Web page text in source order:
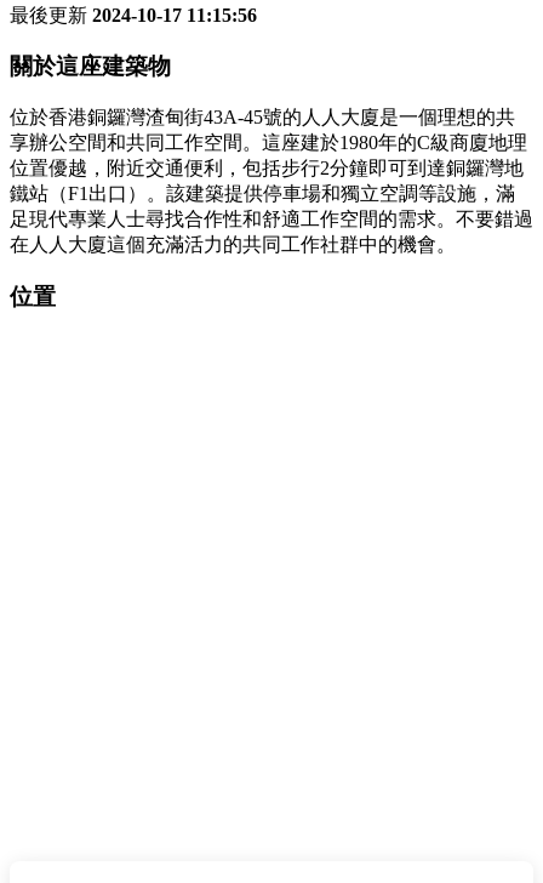
最後更新 2024-10-17 11:15:56
關於這座建築物
位於香港銅鑼灣渣甸街43A-45號的人人大廈是一個理想的共
享辦公空間和共同工作空間。這座建於1980年的C級商廈地理
位置優越，附近交通便利，包括步行2分鐘即可到達銅鑼灣地
鐵站（F1出口）。該建築提供停車場和獨立空調等設施，滿
足現代專業人士尋找合作性和舒適工作空間的需求。不要錯過
在人人大廈這個充滿活力的共同工作社群中的機會。
位置